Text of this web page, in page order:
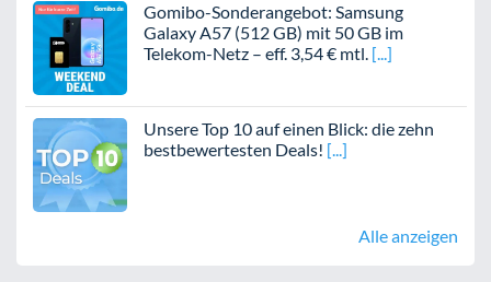
Gomibo-Sonderangebot: Samsung
Galaxy A57 (512 GB) mit 50 GB im
Telekom-Netz – eff. 3,54 € mtl.
Unsere Top 10 auf einen Blick: die zehn
bestbewertesten Deals!
Alle anzeigen